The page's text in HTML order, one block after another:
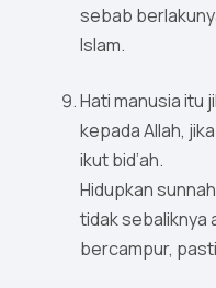
sebab
Islam.
Hati manusia itu
kepada Allah,
ikut bid’ah.
Hidupkan
tidak sebaliknya
bercampur,